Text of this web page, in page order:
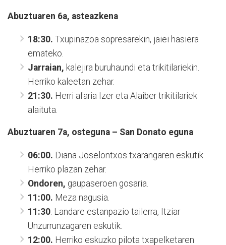
Abuztuaren 6a, asteazkena
18:30. Txupinazoa sopresarekin, jaiei hasiera
emateko.
Jarraian, kalejira buruhaundi eta trikitilariekin.
Herriko kaleetan zehar.
21:30. Herri afaria Izer eta Alaiber trikitilariek
alaituta.
Abuztuaren 7a, osteguna – San Donato eguna
06:00. Diana Joselontxos txarangaren eskutik.
Herriko plazan zehar.
Ondoren, gaupaseroen gosaria.
11:00. Meza nagusia.
11:30 . Landare estanpazio tailerra, Itziar
Unzurrunzagaren eskutik.
12:00. Herriko eskuzko pilota txapelketaren